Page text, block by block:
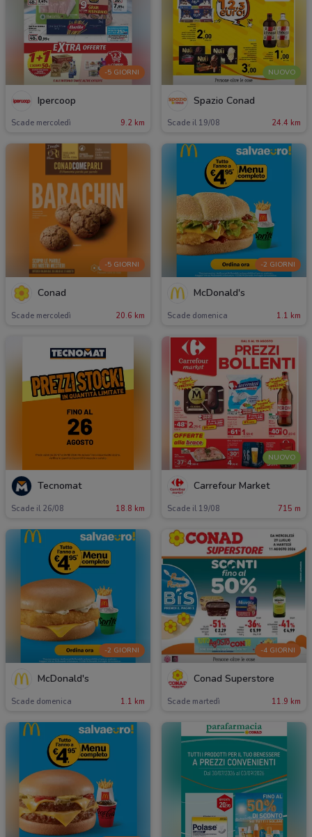
-5 GIORNI
Ipercoop
Scade mercoledì 9.2 km
NUOVO
Spazio Conad
Scade il 19/08 24.4 km
-5 GIORNI
Conad
Scade mercoledì 20.6 km
-2 GIORNI
McDonald's
Scade domenica 1.1 km
Tecnomat
Scade il 26/08 18.8 km
NUOVO
Carrefour Market
Scade il 19/08 715 m
-2 GIORNI
McDonald's
Scade domenica 1.1 km
-4 GIORNI
Conad Superstore
Scade martedì 11.9 km